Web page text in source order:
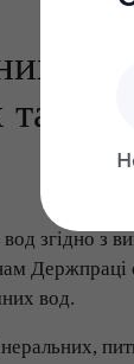
згідно з
Держпраці
вод.